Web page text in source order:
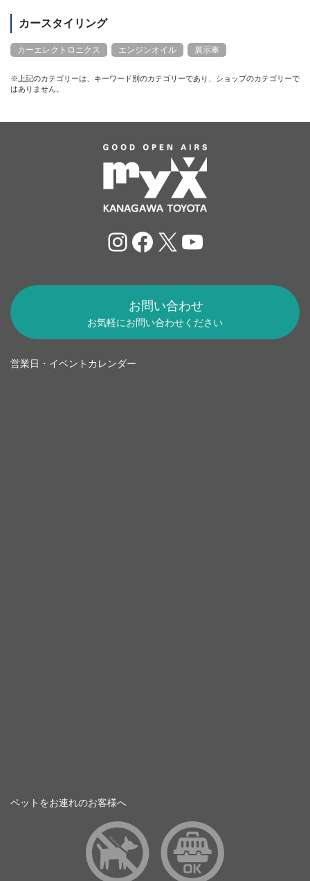
カースタイリング
カーエレクトロニクス エンジンオイル 展示車
※上記のカテゴリーは、キーワード別のカテゴリーであり、ショップのカテゴリーで
はありません。
Instagram
Facebook
X YouTube
お問い合わせ
お気軽にお問い合わせください
営業日・イベントカレンダー
ペットをお連れのお客様へ